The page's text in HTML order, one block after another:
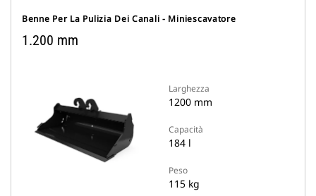
Benne Per La Pulizia Dei Canali - Miniescavatore
1.200 mm
Larghezza
1200 mm
Capacità
184 l
Peso
115 kg